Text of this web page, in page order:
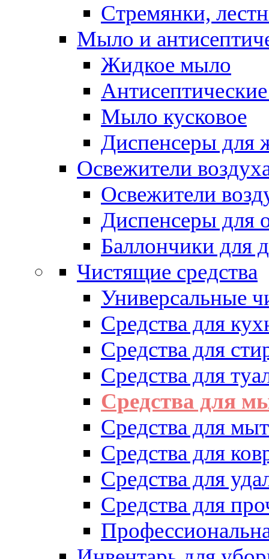
Стремянки,
Мыло и
Жидкое мыло
Мыло кусковое
Диспенсеры для
Освежители
Освежители
Диспенсеры для
Баллончики для
Чистящие средства
Универсальные
Средства для
Средства для
Средства для
Средства для
Средства для
Средства для
Средства для
Средства для